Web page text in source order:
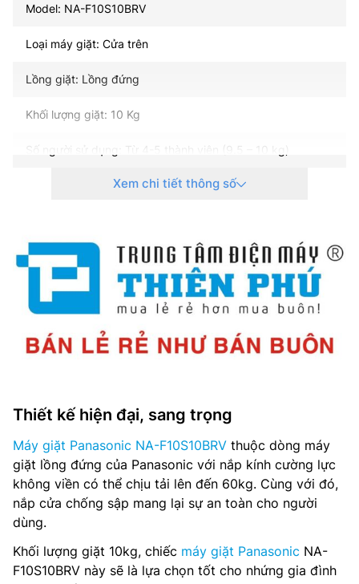
Model: NA-F10S10BRV
Loại máy giặt: Cửa trên
Lồng giặt: Lồng đứng
Khối lượng giặt: 10 Kg
Số người sử dụng: Từ 4-5 thành viên (9.5 – 10 kg)
Kiểu động cơ: Truyền động gián tiếp (dây Curoa)
Tốc độ quay vắt tối đa: 700 vòng/phút
Chất liệu lồng giặt: Thép không gỉ
Sản xuất tại: Việt Nam
Dòng sản phẩm: 2021
Hãng: Panasonic
Xem chi tiết thông số
Thiết kế hiện đại, sang trọng
Máy giặt Panasonic NA-F10S10BRV thuộc dòng máy
giặt lồng đứng của Panasonic với nắp kính cường lực
không viền có thể chịu tải lên đến 60kg. Cùng với đó,
nắp cửa chống sập mang lại sự an toàn cho người
dùng.
Khối lượng giặt 10kg, chiếc máy giặt Panasonic NA-
F10S10BRV này sẽ là lựa chọn tốt cho nhứng gia đình